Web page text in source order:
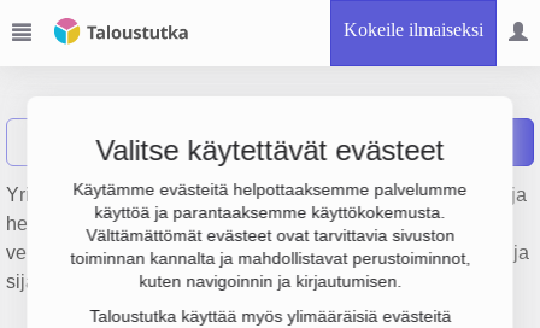
Kokeile ilmaiseksi
Valitse käytettävät evästeet
Käytämme evästeitä helpottaaksemme palvelumme
käyttöä ja parantaaksemme käyttökokemusta.
Välttämättömät evästeet ovat tarvittavia sivuston
toiminnan kannalta ja mahdollistavat perustoiminnot,
kuten navigoinnin ja kirjautumisen.
Taloustutka käyttää myös ylimääräisiä evästeitä
Näytä haku Waltic Oy Raportit
Yrityksen Waltic Oy liikevaihto on 2.8 milj. €, tulos 28 000 € ja
henkilöstömäärä 14. Sen päätoimiala on Veneiden ja
veneilytarvikkeiden vähittäiskauppa, perustamisvuosi 1978 ja
sijainti Helsinki. Yrityksen yhtiömuoto Osakeyhtiö (OY).